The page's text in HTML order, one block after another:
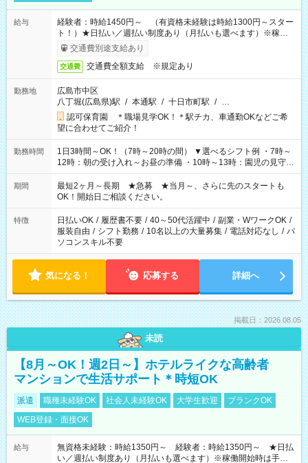
給与
経験者：時給1450円～ （有資格未経験は時給1300円～スター
ト！）★日払い／週払い制度あり（月払いも選べます）※稼働開
始時は手続き完了次第のお支払いとなります★フルタイムでき
る方は100円アップ！
交通費別途支給あり
交通費 交通費全額支給 ※規定あり
勤務地
広島市中区
八丁堀(広島県)駅 / 本通駅 / 十日市町駅 / …
認可保育園 ＊職場見学OK！＊駅チカ、車通勤OKなどご希
望に合わせてご紹介！
勤務時間
1日3時間～OK！（7時～20時の間） ▼選べるシフト例 ・7時～
12時：朝の受け入れ～お昼の準備 ・10時～13時：園児の見守り
～お昼の補助 ・9時～16時：帰りの会まで！子供の成長を見守
る ・15時～20時：夜のお迎えサポート ※残業なし！
期間
最短2ヶ月～長期 ★急募 ★当月～、さらに先のスタートも
OK！開始日ご相談ください。
特徴 日払いOK / 履歴書不要 / 40～50代活躍中 / 副業・WワークOK /
服装自由 / シフト勤務 / 10名以上の大量募集 / 電話対応なし / パ
ソコンスキル不要
気になる！ 応募する 詳細へ
掲載日：2026.08.05
未読
【8月～OK！週2日～】ホテルライクな高齢者
マンションで生活サポート＊時短OK
派遣 職種未経験OK 社会人未経験OK 大学生歓迎
ブランクOK
WEB登録・面接OK
給与
無資格未経験：時給1350円～ 経験者：時給1350円～ ★日払
い／週払い制度あり（月払いも選べます）※稼働開始時は手続き